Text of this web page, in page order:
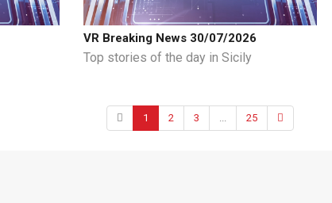
VR Breaking News 30/07/2026
Top stories of the day in Sicily
1 2 3 25